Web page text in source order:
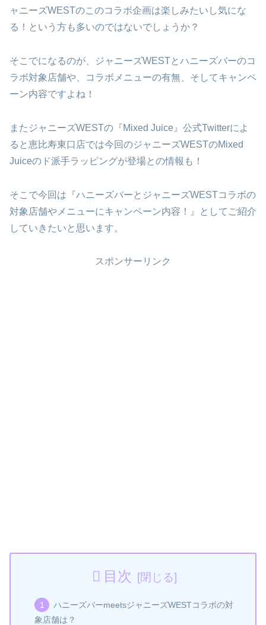
ャニーズWESTのこのコラボ企画は楽しみたいし気にな
る！という方も多いのではないでしょうか？
そこでになるのが、ジャニーズWESTとハニーズバーのコ
ラボ対象店舗や、コラボメニューの有無、そしてキャンペ
ーン内容ですよね！
またジャニーズWESTの『Mixed Juice』公式Twitterによ
ると恵比寿東口店では今回のジャニーズWESTのMixed
Juiceのド派手ラッピングが登場との情報も！
そこで今回は『ハニーズバーとジャニーズWESTコラボの
対象店舗やメニューにキャンペーン内容！』としてご紹介
していきたいと思います。
スポンサーリンク
目次
ハニーズバーmeetsジャニーズWESTコラボの対
象店舗は？